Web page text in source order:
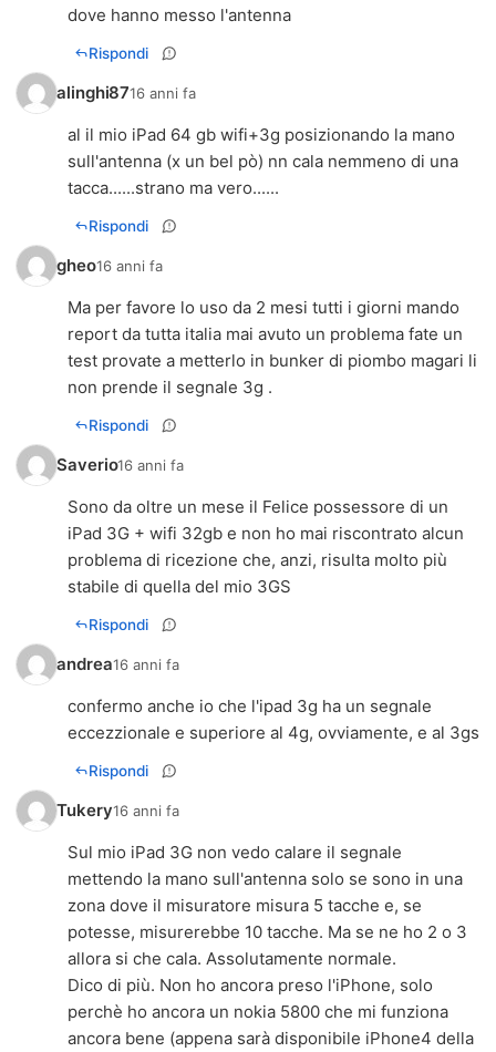
dove hanno messo l'antenna
Rispondi
alinghi8716 anni fa
al il mio iPad 64 gb wifi+3g posizionando la mano
sull'antenna (x un bel pò) nn cala nemmeno di una
tacca......strano ma vero......
Rispondi
gheo16 anni fa
Ma per favore lo uso da 2 mesi tutti i giorni mando
report da tutta italia mai avuto un problema fate un
test provate a metterlo in bunker di piombo magari li
non prende il segnale 3g .
Rispondi
Saverio16 anni fa
Sono da oltre un mese il Felice possessore di un
iPad 3G + wifi 32gb e non ho mai riscontrato alcun
problema di ricezione che, anzi, risulta molto più
stabile di quella del mio 3GS
Rispondi
andrea16 anni fa
confermo anche io che l'ipad 3g ha un segnale
eccezzionale e superiore al 4g, ovviamente, e al 3gs
Rispondi
Tukery16 anni fa
Sul mio iPad 3G non vedo calare il segnale
mettendo la mano sull'antenna solo se sono in una
zona dove il misuratore misura 5 tacche e, se
potesse, misurerebbe 10 tacche. Ma se ne ho 2 o 3
allora si che cala. Assolutamente normale.
Dico di più. Non ho ancora preso l'iPhone, solo
perchè ho ancora un nokia 5800 che mi funziona
ancora bene (appena sarà disponibile iPhone4 della